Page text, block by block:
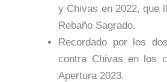
y Chivas en 2022, que
Rebaño Sagrado.
Recordado por los
contra Chivas en los
Apertura 2023.